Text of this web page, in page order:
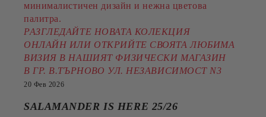
минималистичен дизайн и нежна цветова
палитра.
РАЗГЛЕДАЙТЕ НОВАТА КОЛЕКЦИЯ
ОНЛАЙН ИЛИ ОТКРИЙТЕ СВОЯТА ЛЮБИМА
ВИЗИЯ В НАШИЯТ ФИЗИЧЕСКИ МАГАЗИН
В ГР. В.ТЪРНОВО УЛ. НЕЗАВИСИМОСТ N3
20 Фев 2026
SALAMANDER IS HERE 25/26